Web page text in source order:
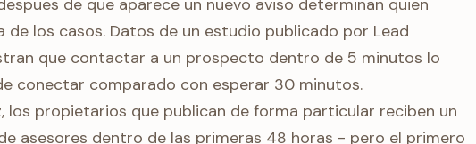
de que aparece un nuevo aviso determinan quien
de los casos. Datos de un estudio publicado por Lead
que contactar a un prospecto dentro de 5 minutos lo
conectar comparado con esperar 30 minutos.
los propietarios que publican de forma particular reciben un
asesores dentro de las primeras 48 horas - pero el primero